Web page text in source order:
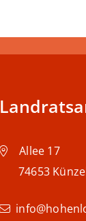
Allee 17
74653